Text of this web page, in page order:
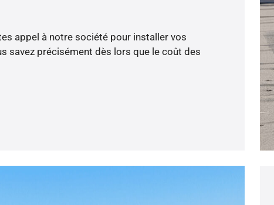
appel à notre société pour installer vos
savez précisément dès lors que le coût des